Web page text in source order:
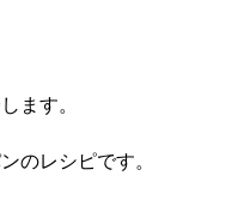
ます。
のレシピです。